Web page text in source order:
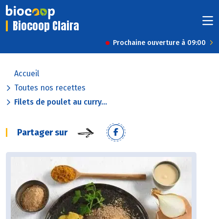
Biocoop Claira
Prochaine ouverture à 09:00
Accueil
Toutes nos recettes
Filets de poulet au curry...
Partager sur